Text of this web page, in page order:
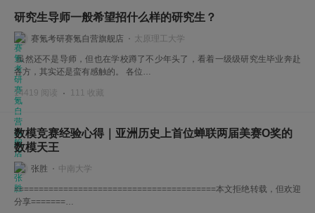
研究生导师一般希望招什么样的研究生？
赛氪考研赛氪自营旗舰店 太原理工大学
虽然还不是导师，但也在学校蹲了不少年头了，看着一级级研究生毕业奔赴
各方，其实还是蛮有感触的。 各位…
14419 阅读 111 收藏
数模竞赛经验心得｜亚洲历史上首位蝉联两届美赛O奖的
数模天王
张胜 中南大学
=========================================本文拒绝转载，但欢迎
分享=======…